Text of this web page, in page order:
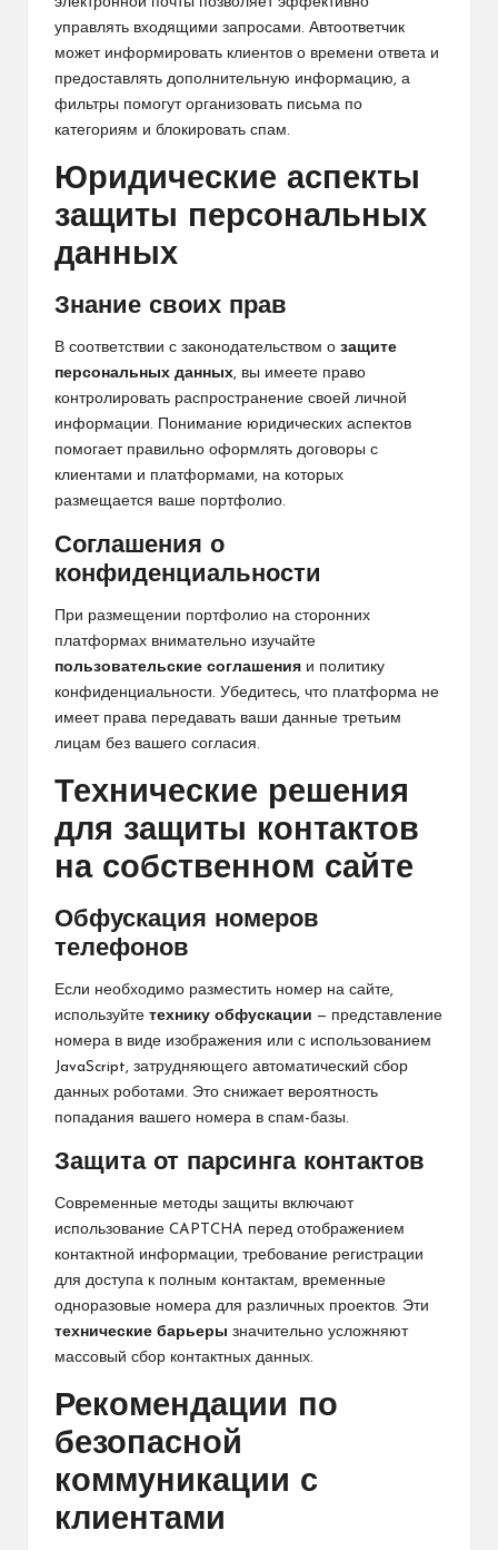
управлять входящими запросами. Автоответчик
может информировать клиентов о времени ответа и
предоставлять дополнительную информацию, а
фильтры помогут организовать письма по
категориям и блокировать спам.
Юридические аспекты
защиты персональных
данных
Знание своих прав
В соответствии с законодательством о защите
персональных данных, вы имеете право
контролировать распространение своей личной
информации. Понимание юридических аспектов
помогает правильно оформлять договоры с
клиентами и платформами, на которых
размещается ваше портфолио.
Соглашения о
конфиденциальности
При размещении портфолио на сторонних
платформах внимательно изучайте
пользовательские соглашения и политику
конфиденциальности. Убедитесь, что платформа не
имеет права передавать ваши данные третьим
лицам без вашего согласия.
Технические решения
для защиты контактов
на собственном сайте
Обфускация номеров
телефонов
Если необходимо разместить номер на сайте,
используйте технику обфускации — представление
номера в виде изображения или с использованием
JavaScript, затрудняющего автоматический сбор
данных роботами. Это снижает вероятность
попадания вашего номера в спам-базы.
Защита от парсинга контактов
Современные методы защиты включают
использование CAPTCHA перед отображением
контактной информации, требование регистрации
для доступа к полным контактам, временные
одноразовые номера для различных проектов. Эти
технические барьеры значительно усложняют
массовый сбор контактных данных.
Рекомендации по
безопасной
коммуникации с
клиентами